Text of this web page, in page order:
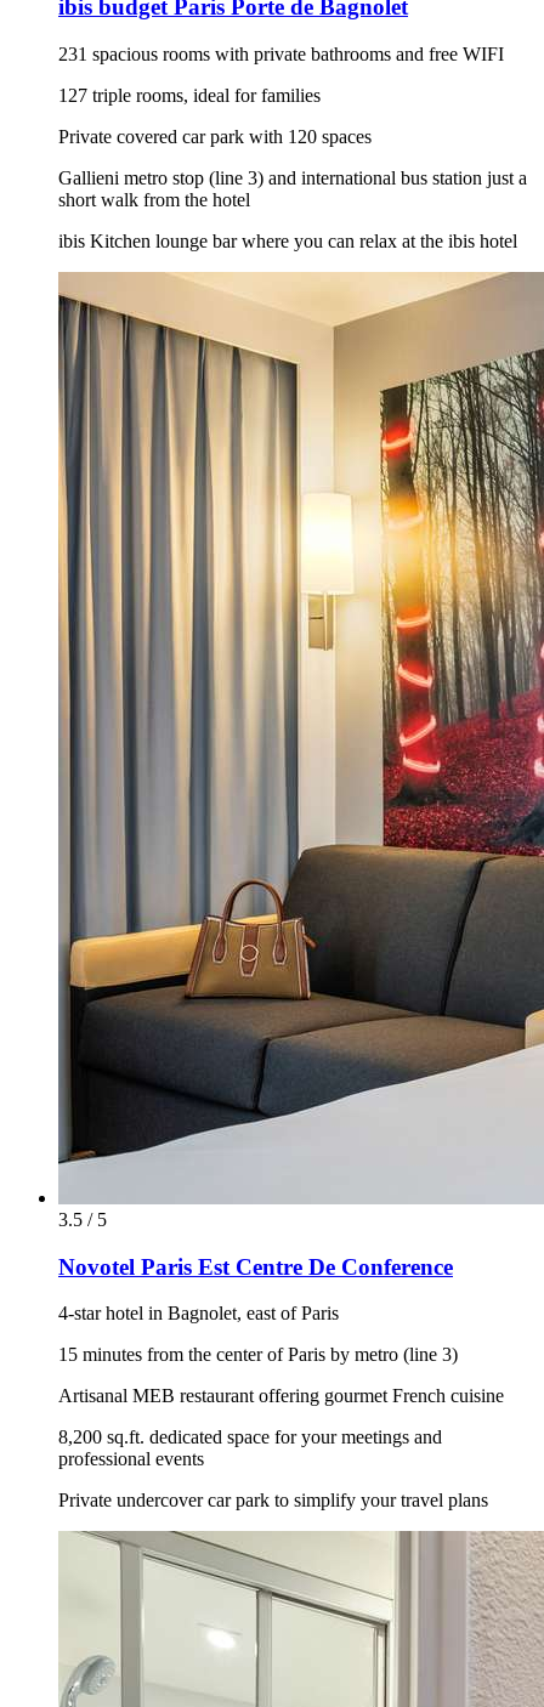
ibis budget Paris Porte de Bagnolet
231 spacious rooms with private bathrooms and free WIFI
127 triple rooms, ideal for families
Private covered car park with 120 spaces
Gallieni metro stop (line 3) and international bus station just a
short walk from the hotel
ibis Kitchen lounge bar where you can relax at the ibis hotel
3.5 / 5
Novotel Paris Est Centre De Conference
4-star hotel in Bagnolet, east of Paris
15 minutes from the center of Paris by metro (line 3)
Artisanal MEB restaurant offering gourmet French cuisine
8,200 sq.ft. dedicated space for your meetings and
professional events
Private undercover car park to simplify your travel plans